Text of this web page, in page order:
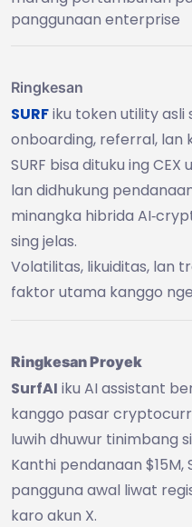
panggunaan enterprise
Ringkesan
SURFiku token utility asli
onboarding, referral,
SURF bisa dituku ing
lan didhukung
minangka hibrida
sing jelas.
Volatilitas, likuiditas, lan
faktor utama kanggo
Ringkesan Proyek
SurfAI iku AI assistant
kanggo pasar
luwih dhuwur tinimbang
Kanthi pendanaan
pangguna awal liwat
karo akun X.